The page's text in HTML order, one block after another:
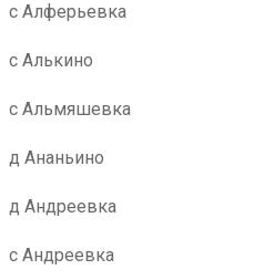
с Алферьевка
с Алькино
с Альмяшевка
д Ананьино
д Андреевка
с Андреевка